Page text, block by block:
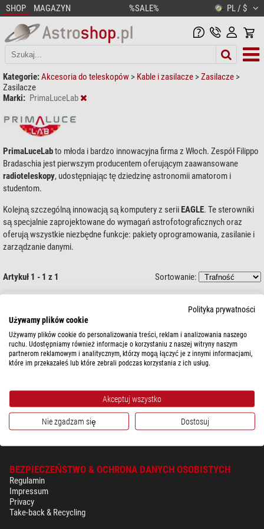
SHOP MAGAZYN %SALE% PL / $
Kategorie:Akcesoria do teleskopów > Kable i zasilacze >Zasilacze >
Zasilacze
Marki: PrimaLuceLab
PrimaLuceLabto młoda i bardzo innowacyjna firma z Włoch. Zespół Filippo
Bradaschia jest pierwszym producentem oferującym zaawansowane
radioteleskopy, udostępniając tę dziedzinę astronomii amatorom i
studentom.
Kolejną szczególną innowacją są komputery z seriiEAGLE. Te sterowniki
są specjalnie zaprojektowane do wymagań astrofotograficznych oraz
oferują wszystkie niezbędne funkcje: pakiety oprogramowania, zasilanie i
zarządzanie danymi.
Artykuł 1 - 1 z 1 Sortowanie:
Zasilacz sieciowy do jednostki sterującej EAGLE 14A
$ 226,00
gotowe do wysyłki w24 godziny
BEZPIECZEŃSTWO & OCHRONA DANYCH OSOBISTYCH
Regulamin
Impressum
Privacy
Take-back & Recycling
Polityka prywatności
Używamy plików cookie
Używamy plików cookie do personalizowania treści, reklam i analizowania naszego
ruchu. Udostępniamy również informacje o korzystaniu z naszej witryny naszym
partnerom reklamowym i analitycznym, którzy mogą łączyć je z innymi informacjami,
które im przekazałeś lub które zebrali podczas korzystania z ich usług.
Akceptuj wszystko
Nie zgadzam się Dostosuj